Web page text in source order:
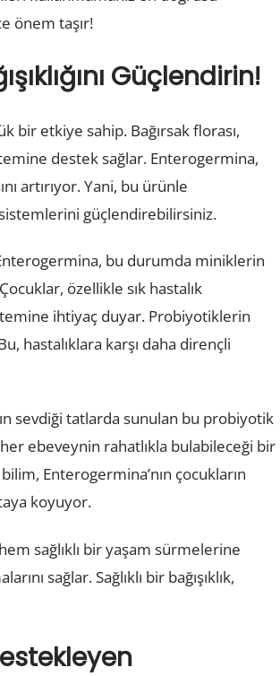
önem taşır!
Güçlendirin!
bir etkiye sahip. Bağırsak florası,
destek sağlar. Enterogermina,
artırıyor. Yani, bu ürünle
sistemlerini güçlendirebilirsiniz.
bu durumda miniklerin
özellikle sık hastalık
ihtiyaç duyar. Probiyotiklerin
hastalıklara karşı daha dirençli
sevdiği tatlarda sunulan bu probiyotik
ebeveynin rahatlıkla bulabileceği bir
Enterogermina’nın çocukların
koyuyor.
sağlıklı bir yaşam sürmelerine
sağlar. Sağlıklı bir bağışıklık,